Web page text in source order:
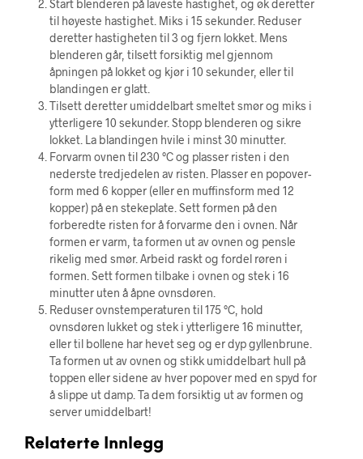
Start blenderen på laveste hastighet, og øk deretter
til høyeste hastighet. Miks i 15 sekunder. Reduser
deretter hastigheten til 3 og fjern lokket. Mens
blenderen går, tilsett forsiktig mel gjennom
åpningen på lokket og kjør i 10 sekunder, eller til
blandingen er glatt.
Tilsett deretter umiddelbart smeltet smør og miks i
ytterligere 10 sekunder. Stopp blenderen og sikre
lokket. La blandingen hvile i minst 30 minutter.
Forvarm ovnen til 230 °C og plasser risten i den
nederste tredjedelen av risten. Plasser en popover-
form med 6 kopper (eller en muffinsform med 12
kopper) på en stekeplate. Sett formen på den
forberedte risten for å forvarme den i ovnen. Når
formen er varm, ta formen ut av ovnen og pensle
rikelig med smør. Arbeid raskt og fordel røren i
formen. Sett formen tilbake i ovnen og stek i 16
minutter uten å åpne ovnsdøren.
Reduser ovnstemperaturen til 175 °C, hold
ovnsdøren lukket og stek i ytterligere 16 minutter,
eller til bollene har hevet seg og er dyp gyllenbrune.
Ta formen ut av ovnen og stikk umiddelbart hull på
toppen eller sidene av hver popover med en spyd for
å slippe ut damp. Ta dem forsiktig ut av formen og
server umiddelbart!
Relaterte Innlegg